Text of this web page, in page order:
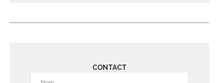
CONTACT